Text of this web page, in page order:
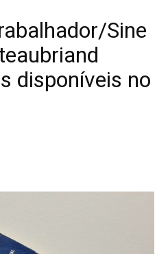
Sine
disponíveis no